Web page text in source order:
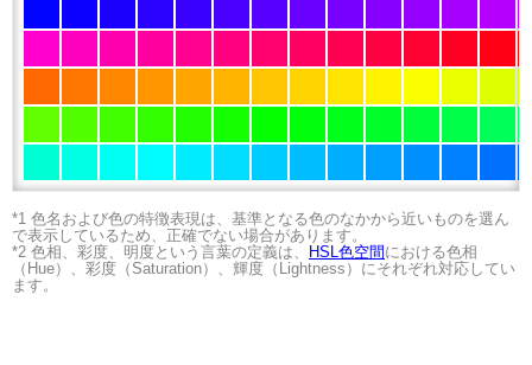
*1 色名および色の特徴表現は、基準となる色のなかから近いものを選ん
で表示しているため、正確でない場合があります。
*2 色相、彩度、明度という言葉の定義は、
HSL色空間 における色相
（Hue）、彩度（Saturation）、輝度（Lightness）にそれぞれ対応してい
ます。